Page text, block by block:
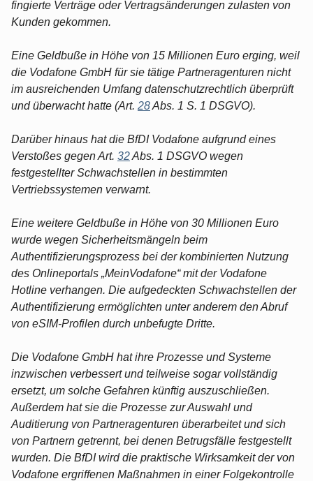
fingierte Verträge oder Vertragsänderungen zulasten von
Kunden gekommen.
Eine Geldbuße in Höhe von 15 Millionen Euro erging, weil
die Vodafone GmbH für sie tätige Partneragenturen nicht
im ausreichenden Umfang datenschutzrechtlich überprüft
und überwacht hatte (Art. 28Abs. 1 S. 1 DSGVO).
Darüber hinaus hat die BfDI Vodafone aufgrund eines
Verstoßes gegen Art. 32Abs. 1 DSGVO wegen
festgestellter Schwachstellen in bestimmten
Vertriebssystemen verwarnt.
Eine weitere Geldbuße in Höhe von 30 Millionen Euro
wurde wegen Sicherheitsmängeln beim
Authentifizierungsprozess bei der kombinierten Nutzung
des Onlineportals „MeinVodafone“ mit der Vodafone
Hotline verhangen. Die aufgedeckten Schwachstellen der
Authentifizierung ermöglichten unter anderem den Abruf
von eSIM-Profilen durch unbefugte Dritte.
Die Vodafone GmbH hat ihre Prozesse und Systeme
inzwischen verbessert und teilweise sogar vollständig
ersetzt, um solche Gefahren künftig auszuschließen.
Außerdem hat sie die Prozesse zur Auswahl und
Auditierung von Partneragenturen überarbeitet und sich
von Partnern getrennt, bei denen Betrugsfälle festgestellt
wurden. Die BfDI wird die praktische Wirksamkeit der von
Vodafone ergriffenen Maßnahmen in einer Folgekontrolle